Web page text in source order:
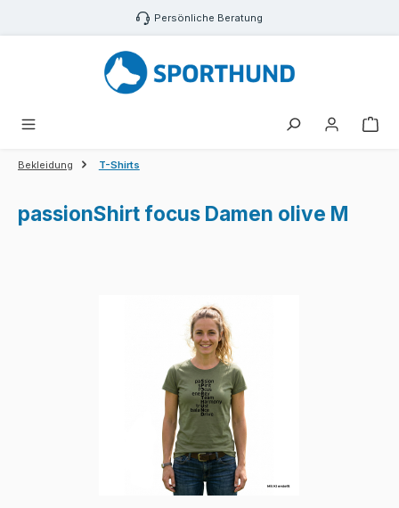
Zum Hauptinhalt springen Persönliche Beratung
Bekleidung T-Shirts
passionShirt focus Damen olive M